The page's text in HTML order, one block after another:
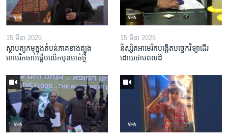
15 មីនា 2025
ស្ថាបត្យកម្ម​ក្នុង​តំបន់​ភាគ​ខាង​ត្បូង​
អាមេរិក​ចាប់ផ្តើម​លើក​មុខមាត់​ថ្មី
15 មីនា 2025
និស្សិត​អាមេរិក​បង្កើត​បច្ចេកវិទ្យា​ដើរ​
ដោយ​ថាមពល​ដី